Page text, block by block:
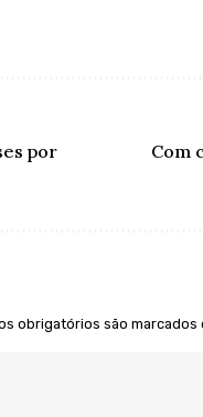
por
Com
obrigatórios são marcados